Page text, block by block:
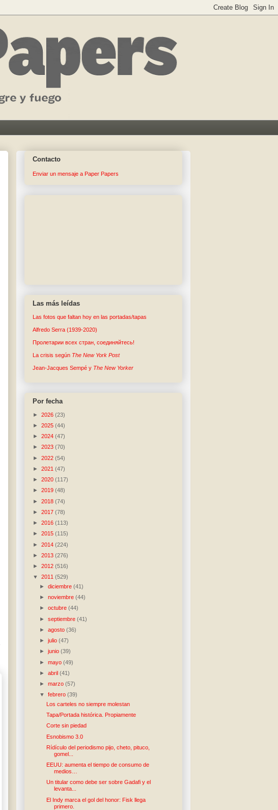
Contacto
Enviar un mensaje a Paper Papers
Las más leídas
Las fotos que faltan hoy en las portadas/tapas
Alfredo Serra (1939-2020)
Пролетарии всех стран, соединяйтесь!
La crisis según The New York Post
Jean-Jacques Sempé y The New Yorker
Por fecha
► 2026 (23)
► 2025 (44)
► 2024 (47)
► 2023 (70)
► 2022 (54)
► 2021 (47)
► 2020 (117)
► 2019 (48)
► 2018 (74)
► 2017 (78)
► 2016 (113)
► 2015 (115)
► 2014 (224)
► 2013 (276)
► 2012 (516)
▼ 2011 (529)
►diciembre(41)
►noviembre(44)
►octubre(44)
►septiembre(41)
►agosto(36)
►julio(47)
►junio(39)
►mayo(49)
►abril(41)
►marzo(57)
▼febrero(39)
Los carteles no siempre molestan
Tapa/Portada histórica. Propiamente
Corte sin piedad
Esnobismo 3.0
Rídículo del periodismo pijo, cheto, pituco,
gomel...
EEUU: aumenta el tiempo de consumo de
medios…
Un titular como debe ser sobre Gadafi y el
levanta...
El Indy marca el gol del honor: Fisk llega
primero.